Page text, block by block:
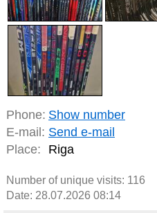
Phone: Show number
E-mail: Send e-mail
Place:
Riga
Number of unique visits: 116
Date: 28.07.2026 08:14